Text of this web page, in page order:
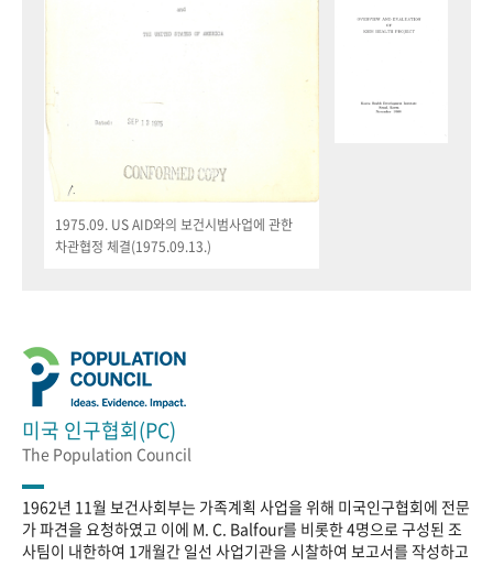
1975.09. US AID와의 보건시범사업에 관한
차관협정 체결(1975.09.13.)
미국 인구협회(PC)
The Population Council
1962년 11월 보건사회부는 가족계획 사업을 위해 미국인구협회에 전문
가 파견을 요청하였고 이에 M. C. Balfour를 비롯한 4명으로 구성된 조
사팀이 내한하여 1개월간 일선 사업기관을 시찰하여 보고서를 작성하고